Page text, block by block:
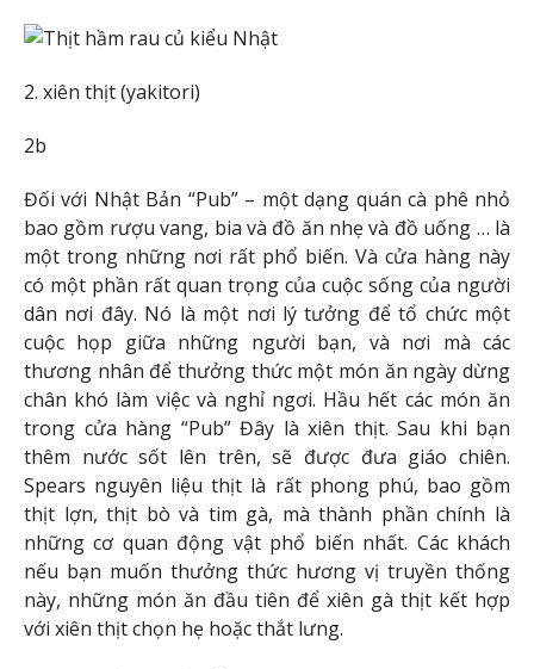
2. xiên thịt (yakitori)
2b
Đối với Nhật Bản “Pub” – một dạng quán cà phê nhỏ
bao gồm rượu vang, bia và đồ ăn nhẹ và đồ uống … là
một trong những nơi rất phổ biến. Và cửa hàng này
có một phần rất quan trọng của cuộc sống của người
dân nơi đây. Nó là một nơi lý tưởng để tổ chức một
cuộc họp giữa những người bạn, và nơi mà các
thương nhân để thưởng thức một món ăn ngày dừng
chân khó làm việc và nghỉ ngơi. Hầu hết các món ăn
trong cửa hàng “Pub” Đây là xiên thịt. Sau khi bạn
thêm nước sốt lên trên, sẽ được đưa giáo chiên.
Spears nguyên liệu thịt là rất phong phú, bao gồm
thịt lợn, thịt bò và tim gà, mà thành phần chính là
những cơ quan động vật phổ biến nhất. Các khách
nếu bạn muốn thưởng thức hương vị truyền thống
này, những món ăn đầu tiên để xiên gà thịt kết hợp
với xiên thịt chọn hẹ hoặc thắt lưng.